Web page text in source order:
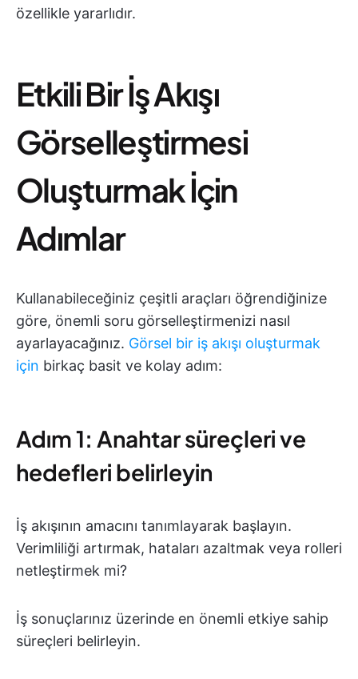
özellikle yararlıdır.
Etkili Bir İş Akışı
Görselleştirmesi
Oluşturmak İçin
Adımlar
Kullanabileceğiniz çeşitli araçları öğrendiğinize
göre, önemli soru görselleştirmenizi nasıl
ayarlayacağınız. Görsel bir iş akışı oluşturmak
için birkaç basit ve kolay adım:
Adım 1: Anahtar süreçleri ve
hedefleri belirleyin
İş akışının amacını tanımlayarak başlayın.
Verimliliği artırmak, hataları azaltmak veya rolleri
netleştirmek mi?
İş sonuçlarınız üzerinde en önemli etkiye sahip
süreçleri belirleyin.